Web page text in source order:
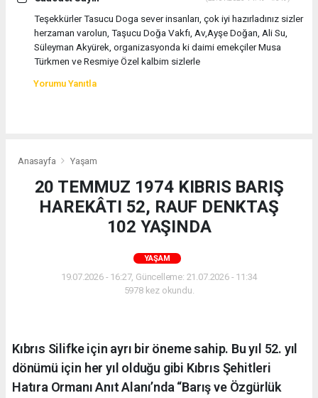
Teşekkürler Tasucu Doga sever insanları, çok iyi hazırladınız sizler
herzaman varolun, Taşucu Doğa Vakfı, Av,Ayşe Doğan, Ali Su,
Süleyman Akyürek, organizasyonda ki daimi emekçiler Musa
Türkmen ve Resmiye Özel kalbim sizlerle
Yorumu Yanıtla
Anasayfa Yaşam
20 TEMMUZ 1974 KIBRIS BARIŞ
HAREKÂTI 52, RAUF DENKTAŞ
102 YAŞINDA
YAŞAM
19.07.2026 - 16:27, Güncelleme: 21.07.2026 - 11:34
5978 kez okundu.
Kıbrıs Silifke için ayrı bir öneme sahip. Bu yıl 52. yıl
dönümü için her yıl olduğu gibi Kıbrıs Şehitleri
Hatıra Ormanı Anıt Alanı’nda “Barış ve Özgürlük